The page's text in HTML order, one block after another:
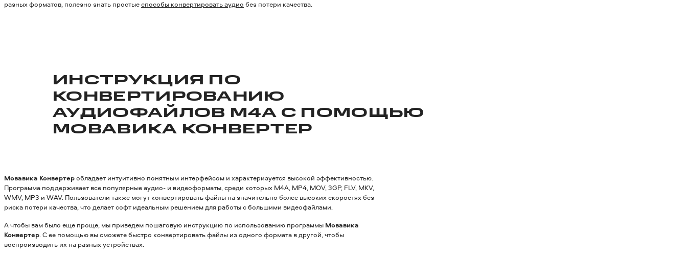
разных форматов, полезно знать простыеспособы конвертировать аудио без потери качества.
ИНСТРУКЦИЯ ПО
КОНВЕРТИРОВАНИЮ
АУДИОФАЙЛОВ M4A С ПОМОЩЬЮ
МОВАВИКА КОНВЕРТЕР
Мовавика Конвертеробладает интуитивно понятным интерфейсом и характеризуется высокой эффективностью.
Программа поддерживает все популярные аудио- и видеоформаты, среди которых M4A, MP4, MOV, 3GP, FLV, MKV,
WMV, MP3 и WAV. Пользователи также могут конвертировать файлы на значительно более высоких скоростях без
риска потери качества, что делает софт идеальным решением для работы с большими видеофайлами.
А чтобы вам было еще проще, мы приведем пошаговую инструкцию по использованию программы Мовавика
Конвертер. С ее помощью вы сможете быстро конвертировать файлы из одного формата в другой, чтобы
воспроизводить их на разных устройствах.